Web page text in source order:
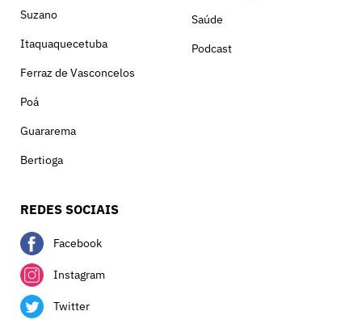
Suzano
Itaquaquecetuba
Ferraz de Vasconcelos
Poá
Guararema
Bertioga
Saúde
Podcast
REDES SOCIAIS
Facebook
Instagram
Twitter